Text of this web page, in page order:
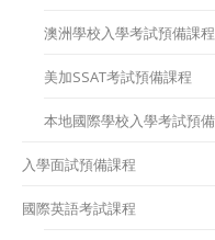
澳洲學校入學考試預備課程
美加SSAT考試預備課程
本地國際學校入學考試預
入學面試預備課程
國際英語考試課程